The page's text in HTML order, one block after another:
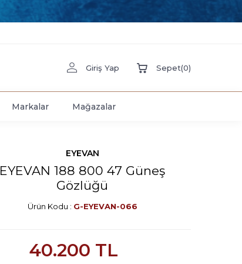
Giriş Yap Sepet(0)
Markalar Mağazalar
EYEVAN
EYEVAN 188 800 47 Güneş
Gözlüğü
Ürün Kodu : G-EYEVAN-066
40.200 TL